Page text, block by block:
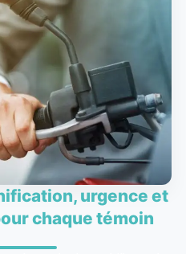
urgence et
chaque témoin